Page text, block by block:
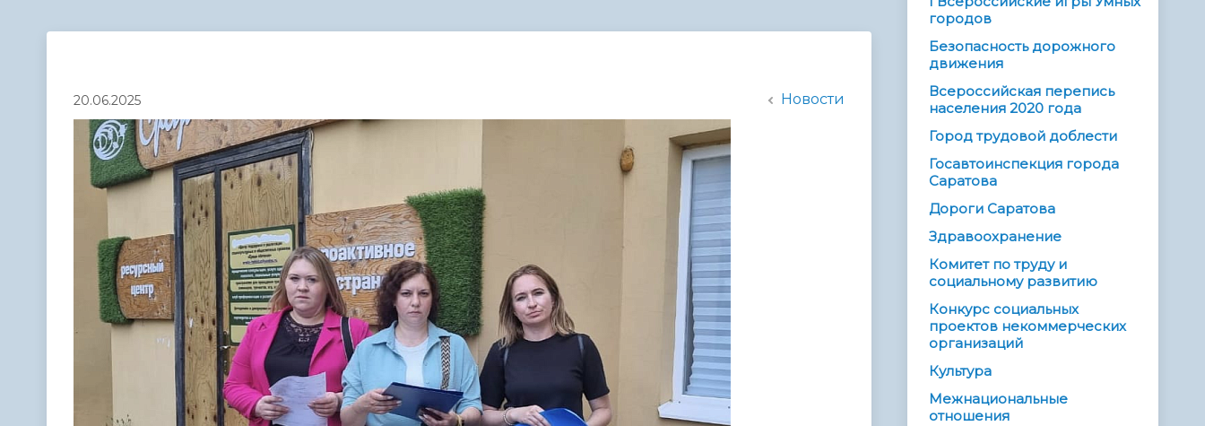
администрации
20.06.2025 Новости
городов
Безопасность дорожного
движения
Всероссийская перепись
населения 2020 года
Город трудовой доблести
Госавтоинспекция города
Саратова
Дороги Саратова
Здравоохранение
Комитет по труду и
социальному развитию
Конкурс социальных
проектов некоммерческих
организаций
Культура
Межнациональные
отношения